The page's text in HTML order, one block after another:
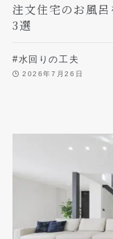
注文住宅のお風
3選
#水回りの工夫
2026年7月26日